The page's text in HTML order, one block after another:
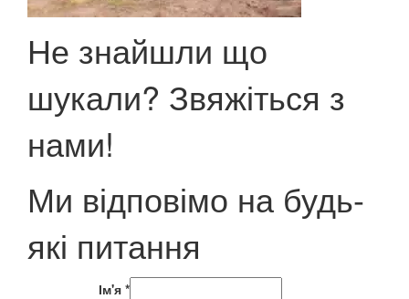
Не знайшли що
шукали? Звяжіться з
нами!
Ми відповімо на будь-
які питання
Ім'я *